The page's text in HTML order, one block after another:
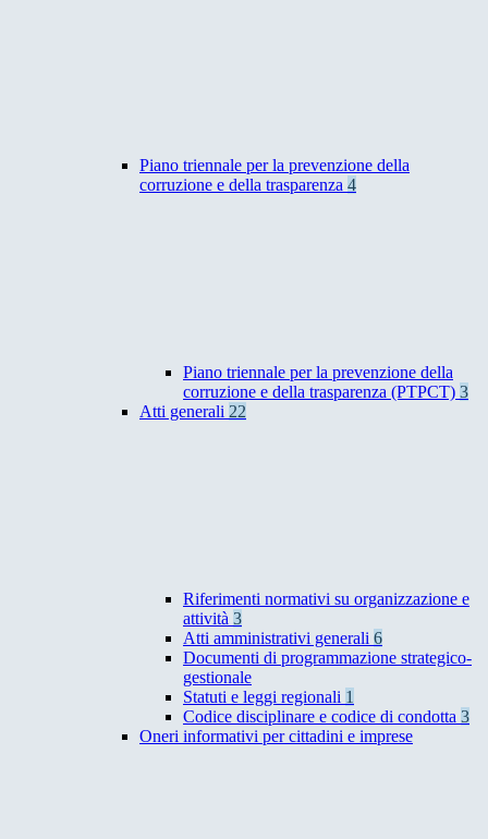
Piano triennale per la prevenzione della
corruzione e della trasparenza 4
Piano triennale per la prevenzione della
corruzione e della trasparenza (PTPCT) 3
Atti generali 22
Riferimenti normativi su organizzazione e
attività 3
Atti amministrativi generali 6
Documenti di programmazione strategico-
gestionale
Statuti e leggi regionali 1
Codice disciplinare e codice di condotta 3
Oneri informativi per cittadini e imprese